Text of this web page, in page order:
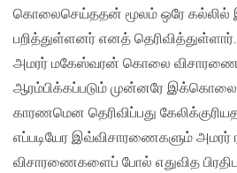
கொலைசெய்ததன் மூலம் ஒரே கல்லில்
பறித்துள்ளனர் எனத் தெரிவித்துள்ளார்.
அமரர் மகேஸ்வரன் கொலை
ஆரம்பிக்கப்படும் முன்னரே
காரணமென தெரிவிப்பது
எப்படியேர இவ்விசாரணைகளும்
விசாரணைகளைப் போல் எதுவித